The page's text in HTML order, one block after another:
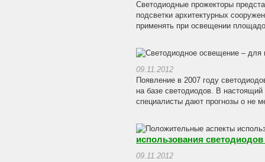
Светодиодные прожекторы
подсветки архитектурных
применять при освещении
09.11.2012
Появление в 2007 году
на базе светодиодов. В
специалисты дают прогнозы о не
использования
09.11.2012